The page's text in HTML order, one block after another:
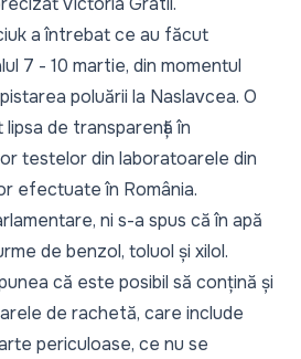
a întrebat ce au făcut
7 - 10 martie, din momentul
poluării la Naslavcea. O
de transparență în
testelor din laboratoarele din
efectuate în România.
ni s-a spus că în apă
de benzol, toluol și xilol.
că este posibil să conțină și
de rachetă, care include
periculoase, ce nu se